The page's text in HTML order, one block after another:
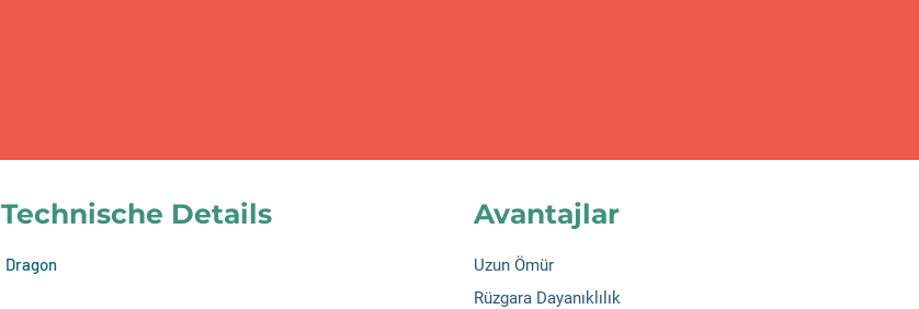
Technische Details
Dragon
Avantajlar
Uzun Ömür
Rüzgara Dayanıklılık